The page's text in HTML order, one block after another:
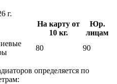
г.
На карту от
10 кг.
Юр.
лицам
80 90
определяется по